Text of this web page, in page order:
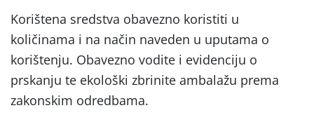
Korištena sredstva obavezno koristiti u
količinama i na način naveden u uputama o
korištenju. Obavezno vodite i evidenciju o
prskanju te ekološki zbrinite ambalažu prema
zakonskim odredbama.